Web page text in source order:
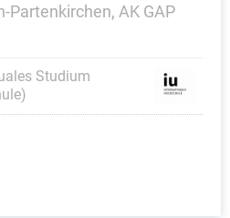
Partenkirchen, AK GAP
Studium